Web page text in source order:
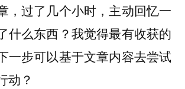
，过了几个小时，主动回忆一
什么东西？我觉得最有收获的
一步可以基于文章内容去尝试
动？